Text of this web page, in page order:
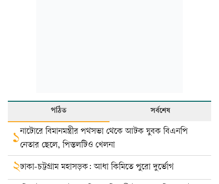
পঠিত সর্বশেষ
১নাটোরে বিমানমন্ত্রীর পথসভা থেকে আটক যুবক বিএনপি
নেতার ছেলে, পিস্তলটিও খেলনা
২ঢাকা-চট্টগ্রাম মহাসড়ক: আধা কিমিতে পুরো দুর্ভোগ